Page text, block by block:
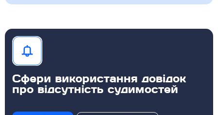
Сфери використання довідок
про відсутність судимостей